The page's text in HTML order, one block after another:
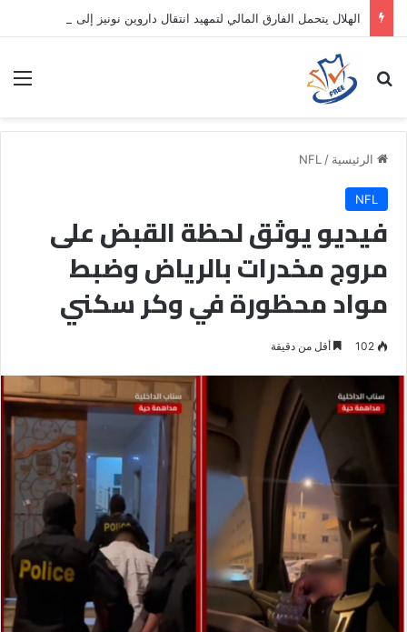
بحث عن
الرئيسية /
NFL
NFL
فيديو يوثق لحظة القبض على
مروج مخدرات بالرياض وضبط
مواد محظورة في وكر سكني
102 أقل من دقيقة